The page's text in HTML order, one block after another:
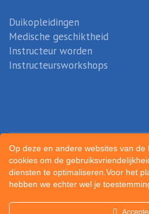
Duikopleidingen
Medische geschiktheid
Instructeur worden
Instructeursworkshops
Op deze en andere websites van de
cookies om de
diensten te optimaliseren.Voor het
hebben we echter wel je